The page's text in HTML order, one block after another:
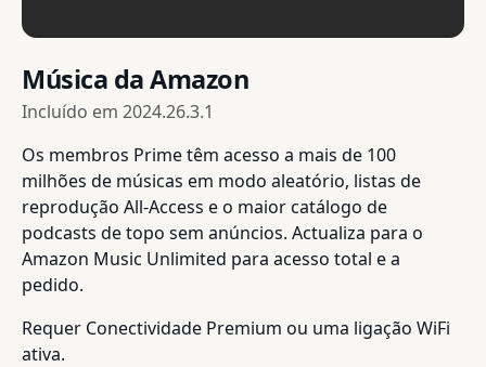
Música da Amazon
Incluído em 2024.26.3.1
Os membros Prime têm acesso a mais de 100
milhões de músicas em modo aleatório, listas de
reprodução All-Access e o maior catálogo de
podcasts de topo sem anúncios. Actualiza para o
Amazon Music Unlimited para acesso total e a
pedido.
Requer Conectividade Premium ou uma ligação WiFi
ativa.